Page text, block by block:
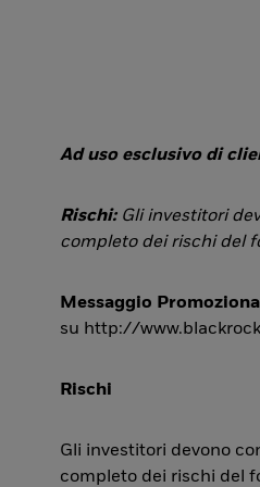
Ad uso esclusivo di
Rischi: Gli investitori
completo dei rischi del
Messaggio
su http://
Rischi
Gli investitori devono
completo dei rischi del